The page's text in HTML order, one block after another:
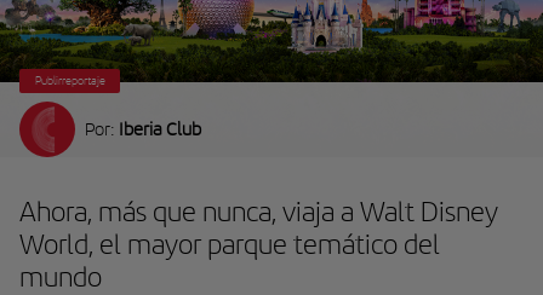
Publirreportaje
Por: Iberia Club
Ahora, más que nunca, viaja a Walt Disney
World, el mayor parque temático del
mundo